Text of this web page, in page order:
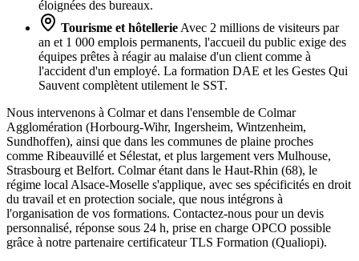
éloignées des bureaux.
Tourisme et hôtellerieAvec 2 millions de visiteurs par
an et 1 000 emplois permanents, l'accueil du public exige des
équipes prêtes à réagir au malaise d'un client comme à
l'accident d'un employé. La formation DAE et les Gestes Qui
Sauvent complètent utilement le SST.
Nous intervenons à Colmar et dans l'ensemble de Colmar
Agglomération (Horbourg-Wihr, Ingersheim, Wintzenheim,
Sundhoffen), ainsi que dans les communes de plaine proches
comme Ribeauvillé et Sélestat, et plus largement vers Mulhouse,
Strasbourg et Belfort. Colmar étant dans le Haut-Rhin (68), le
régime local Alsace-Moselle s'applique, avec ses spécificités en droit
du travail et en protection sociale, que nous intégrons à
l'organisation de vos formations. Contactez-nous pour un devis
personnalisé, réponse sous 24 h, prise en charge OPCO possible
grâce à notre partenaire certificateur TLS Formation (Qualiopi).